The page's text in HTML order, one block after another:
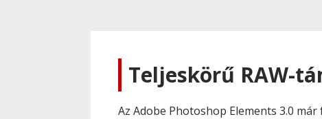
Teljeskörű RAW-
Az Adobe Photoshop Elements 3.0